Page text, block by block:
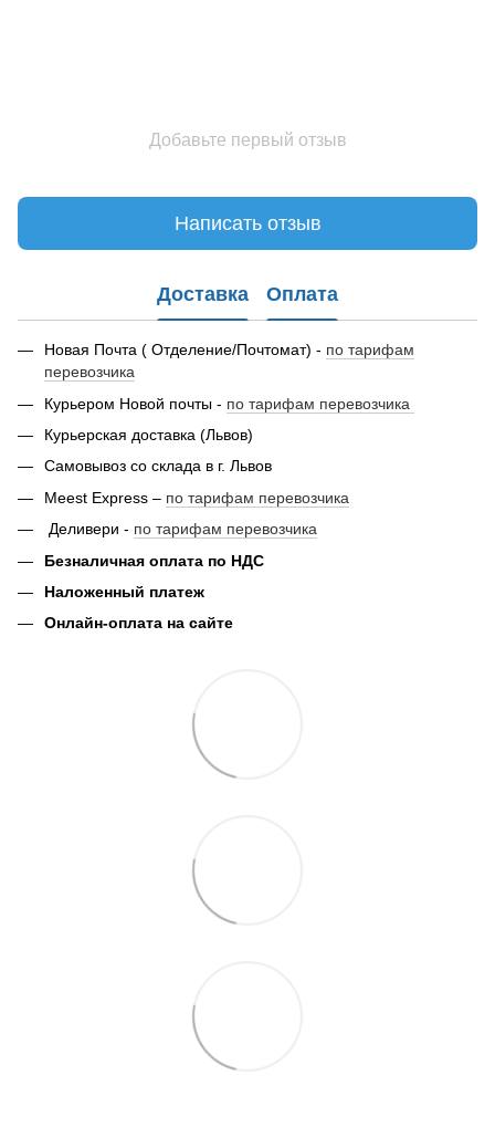
Добавьте первый отзыв
Написать отзыв
Доставка Оплата
Новая Почта ( Отделение/Почтомат) - по тарифам
перевозчика
Курьером Новой почты - по тарифам перевозчика
Курьерская доставка (Львов)
Самовывоз со склада в г. Львов
Meest Express – по тарифам перевозчика
Деливери - по тарифам перевозчика
Безналичная оплата по НДС
Наложенный платеж
Онлайн-оплата на сайте